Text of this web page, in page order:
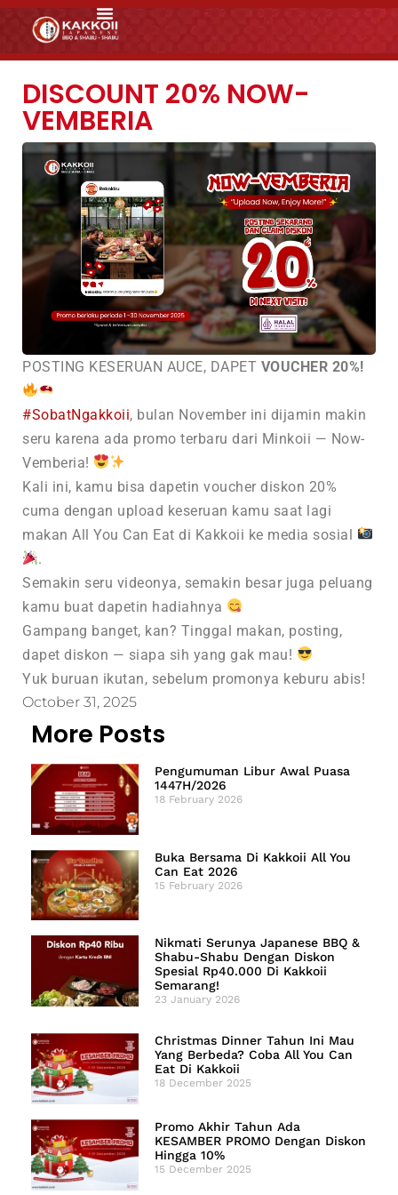
DISCOUNT 20% NOW-
VEMBERIA
POSTING KESERUAN AUCE, DAPET VOUCHER 20%!
#SobatNgakkoii, bulan November ini dijamin makin
seru karena ada promo terbaru dari Minkoii — Now-
Vemberia!
Kali ini, kamu bisa dapetin voucher diskon 20%
cuma dengan upload keseruan kamu saat lagi
makan All You Can Eat di Kakkoii ke media sosial
.
Semakin seru videonya, semakin besar juga peluang
kamu buat dapetin hadiahnya
Gampang banget, kan? Tinggal makan, posting,
dapet diskon — siapa sih yang gak mau!
Yuk buruan ikutan, sebelum promonya keburu abis!
October 31, 2025
More Posts
Pengumuman Libur Awal Puasa
1447H/2026
18 February 2026
Buka Bersama Di Kakkoii All You
Can Eat 2026
15 February 2026
Nikmati Serunya Japanese BBQ &
Shabu-Shabu Dengan Diskon
Spesial Rp40.000 Di Kakkoii
Semarang!
23 January 2026
Christmas Dinner Tahun Ini Mau
Yang Berbeda? Coba All You Can
Eat Di Kakkoii
18 December 2025
Promo Akhir Tahun Ada
KESAMBER PROMO Dengan Diskon
Hingga 10%
15 December 2025